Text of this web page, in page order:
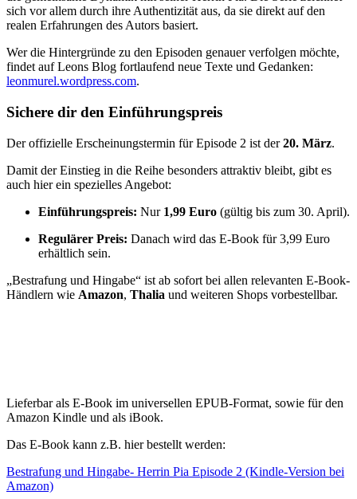
sich vor allem durch ihre Authentizität aus, da sie direkt auf den
realen Erfahrungen des Autors basiert.
Wer die Hintergründe zu den Episoden genauer verfolgen möchte,
findet auf Leons Blog fortlaufend neue Texte und Gedanken:
leonmurel.wordpress.com.
Sichere dir den Einführungspreis
Der offizielle Erscheinungstermin für Episode 2 ist der20. März.
Damit der Einstieg in die Reihe besonders attraktiv bleibt, gibt es
auch hier ein spezielles Angebot:
Einführungspreis: Nur 1,99 Euro (gültig bis zum 30. April).
Regulärer Preis: Danach wird das E-Book für 3,99 Euro
erhältlich sein.
„Bestrafung und Hingabe“ ist ab sofort bei allen relevanten E-Book-
Händlern wie Amazon, Thalia und weiteren Shops vorbestellbar.
Lieferbar als E-Book im universellen EPUB-Format, sowie für den
Amazon Kindle und als iBook.
Das E-Book kann z.B. hier bestellt werden:
Bestrafung und Hingabe- Herrin Pia Episode 2 (Kindle-Version bei
Amazon)